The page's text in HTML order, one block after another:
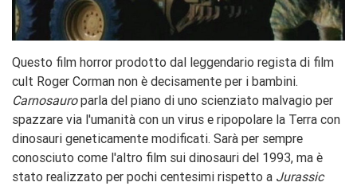
Questo film horror prodotto dal leggendario regista di film
cult Roger Corman non è decisamente per i bambini.
Carnosauroparla del piano di uno scienziato malvagio per
spazzare via l'umanità con un virus e ripopolare la Terra con
dinosauri geneticamente modificati. Sarà per sempre
conosciuto come l'altro film sui dinosauri del 1993, ma è
stato realizzato per pochi centesimi rispetto a Jurassic